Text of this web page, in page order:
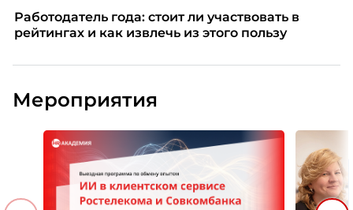
Работодатель года: стоит ли участвовать в
рейтингах и как извлечь из этого пользу
Мероприятия